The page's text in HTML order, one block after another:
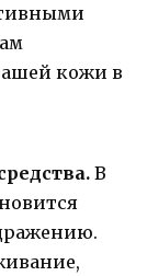
кожи в
В